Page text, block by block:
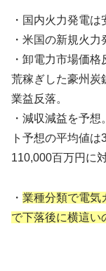
・国内火力発電は
・米国の新規火力
・卸電力市場価
荒稼ぎした豪州炭
業益反落。
・減収減益を予
ト予想の平均値
110,000百万円に
・ 業種分類で電気
で下落後に横這い